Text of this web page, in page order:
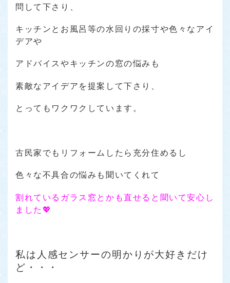
問して下さり、
キッチンとお風呂等の水回りの採寸や色々なアイ
デアや
アドバイスやキッチンの窓の悩みも
素敵なアイデアを提案して下さり、
とってもワクワクしています。
古民家でもリフォームしたら充分住めるし
色々な不具合の悩みも聞いてくれて
割れているガラス窓とかも直せると聞いて安心し
ました💖
私は人感センサーの明かり が大好きだけ
ど・・・